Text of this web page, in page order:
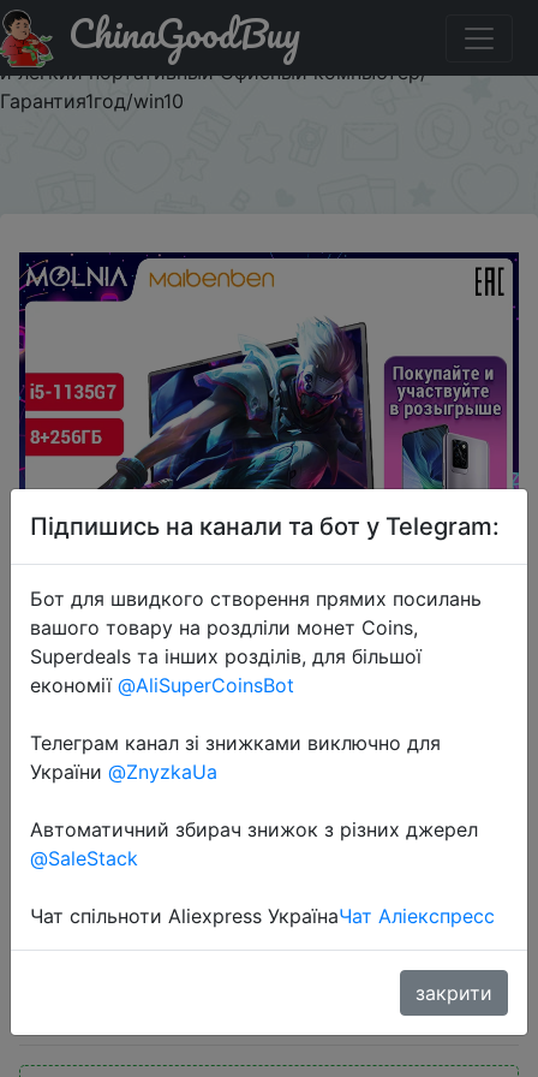
Промокод на знижку $214.71/$791 Ноутбук MAIBENBEN
M535 i5-1135G7 MX450 2G 8ГБ+512ГБSSD 15,6\"тонкий
и легкий портативный Офисный компьютер/
Гарантия1год/win10
ChinaGoodBuy
2022-04-15
Ноутбук MAIBENBEN M535 i5-
15,6\"тонкий и легкий портативный
Офисный компьютер/
Гарантия1год/win10
Підпишись на канали та бот у Telegram:
Бот для швидкого створення прямих посилань
вашого товару на роздліли монет Coins,
Superdeals та інших розділів, для більшої
економії @AliSuperCoinsBot
Телеграм канал зі знижками виключно для
України @ZnyzkaUa
Автоматичний збирач знижок з різних джерел
@SaleStack
Чат спільноти Aliexpress УкраїнаЧат Аліекспресс
закрити